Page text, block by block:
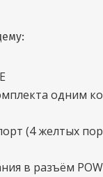
одним
(4 желтых
в разъём